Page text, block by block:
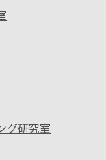
グ研究室